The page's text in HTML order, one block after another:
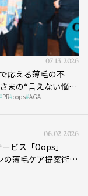
07.13.2026
応える薄毛の不
まの“言えない悩
向き合う？ ＃01
PR oops AGA
06.02.2026
ビス「Oops」
の薄毛ケア提案術を